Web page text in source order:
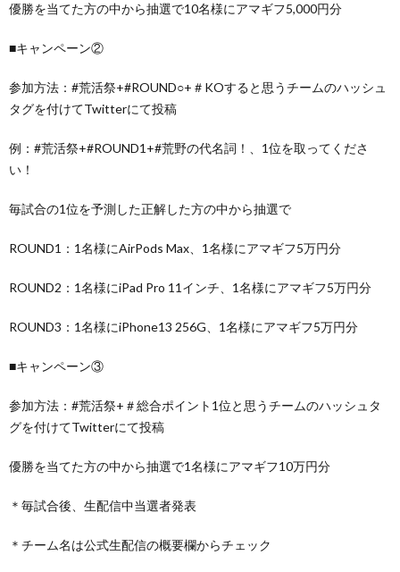
優勝を当てた方の中から抽選で10名様にアマギフ5,000円分
■キャンペーン②
参加方法：#荒活祭+#ROUND○+＃KOすると思うチームのハッシュ
タグを付けてTwitterにて投稿
例：#荒活祭+#ROUND1+#荒野の代名詞！、1位を取ってくださ
い！
毎試合の1位を予測した正解した方の中から抽選で
ROUND1：1名様にAirPods Max、1名様にアマギフ5万円分
ROUND2：1名様にiPad Pro 11インチ、1名様にアマギフ5万円分
ROUND3：1名様にiPhone13 256G、1名様にアマギフ5万円分
■キャンペーン③
参加方法：#荒活祭+＃総合ポイント1位と思うチームのハッシュタ
グを付けてTwitterにて投稿
優勝を当てた方の中から抽選で1名様にアマギフ10万円分
＊毎試合後、生配信中当選者発表
＊チーム名は公式生配信の概要欄からチェック